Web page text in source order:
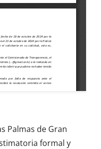
Palmas de Gran
formal y